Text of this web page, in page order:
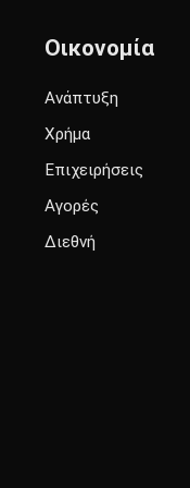
Οικονομία
Ανάπτυξη
Χρήμα
Επιχειρήσεις
Αγορές
Διεθνή